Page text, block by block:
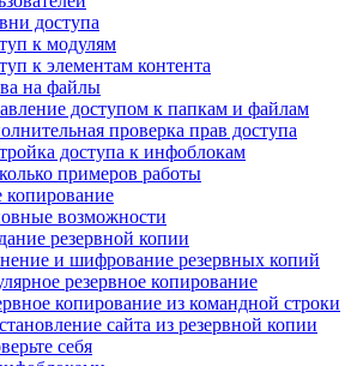
доступа
к модулям
к элементам контента
на файлы
доступом к папкам и файлам
проверка прав доступа
доступа к инфоблокам
примеров работы
копирование
возможности
резервной копии
и шифрование резервных копий
резервное копирование
копирование из командной строки
сайта из резервной копии
себя